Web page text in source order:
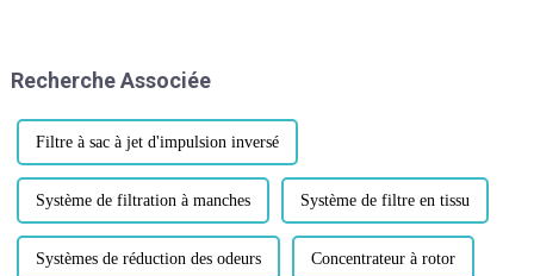
Recherche Associée
Filtre à sac à jet d'impulsion inversé
Système de filtration à manches Système de filtre en tissu
Systèmes de réduction des odeurs Concentrateur à rotor